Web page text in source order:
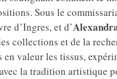
Sous le
d’Ingres, et d’
collections et de la
valeur les tissus,
la tradition artistique